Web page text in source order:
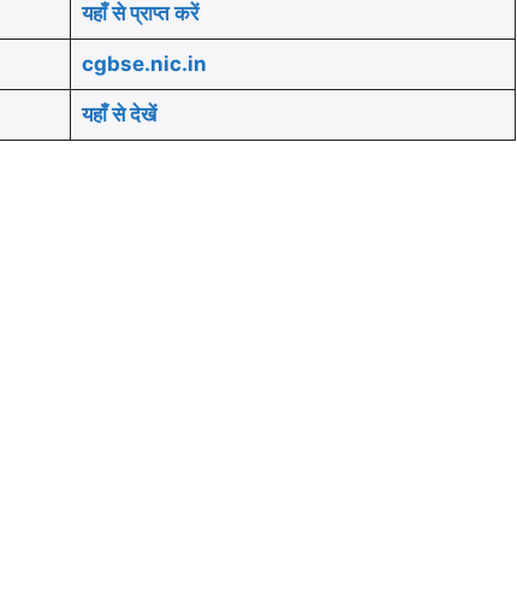
यहाँ से प्राप्त करें
cgbse.nic.in
यहाँ से देखें